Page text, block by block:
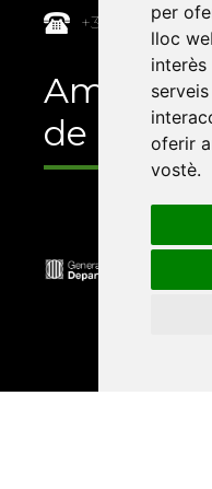
per
lloc
oferir
vostè.
+34 964 72 89
Amb el
de